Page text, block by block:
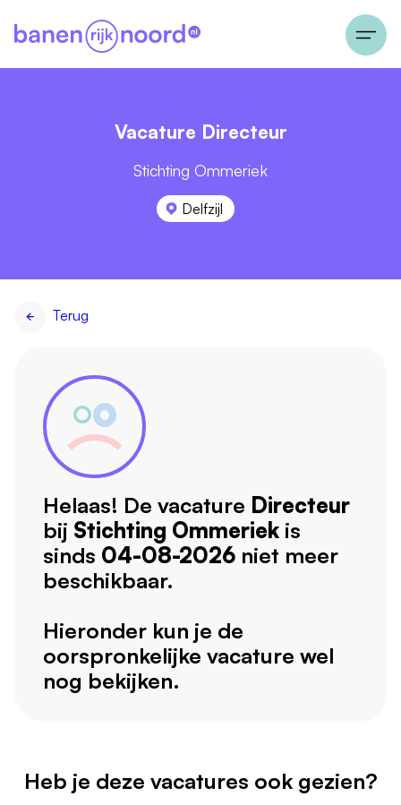
Vacature Directeur
Stichting Ommeriek
Delfzijl
Terug
Helaas! De vacature Directeur
bij Stichting Ommeriek is
sinds 04-08-2026 niet meer
beschikbaar.
Hieronder kun je de
oorspronkelijke vacature wel
nog bekijken.
Heb je deze vacatures ook gezien?